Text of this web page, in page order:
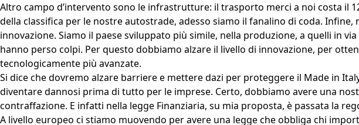
Altro campo d’intervento sono le infrastrutture: il trasporto merci a noi costa il
della classifica per le nostre autostrade, adesso siamo il fanalino di coda.
innovazione. Siamo il paese sviluppato più simile, nella produzione, a quelli in
hanno perso colpi. Per questo dobbiamo alzare il livello di innovazione, per
tecnologicamente più avanzate.
Si dice che dovremo alzare barriere e mettere dazi per proteggere il Made in
diventare dannosi prima di tutto per le imprese. Certo, dobbiamo avere una
contraffazione. E infatti nella legge Finanziaria, su mia proposta, è passata la
A livello europeo ci stiamo muovendo per avere una legge che obbliga chi